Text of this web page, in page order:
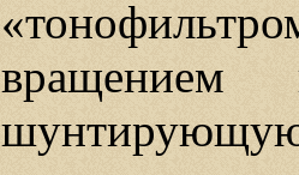
вращением